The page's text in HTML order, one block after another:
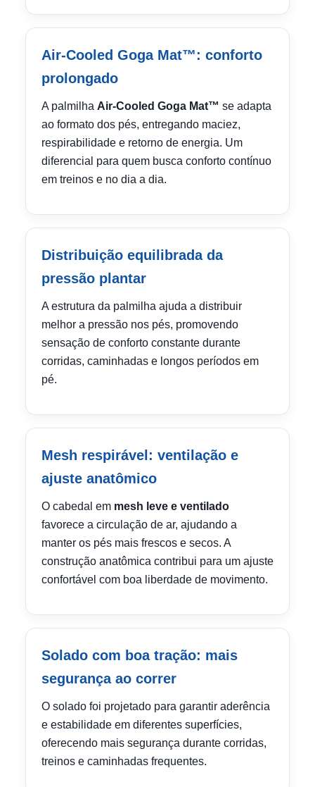
Air-Cooled Goga Mat™: conforto
prolongado
A palmilha Air-Cooled Goga Mat™ se adapta
ao formato dos pés, entregando maciez,
respirabilidade e retorno de energia. Um
diferencial para quem busca conforto contínuo
em treinos e no dia a dia.
Distribuição equilibrada da
pressão plantar
A estrutura da palmilha ajuda a distribuir
melhor a pressão nos pés, promovendo
sensação de conforto constante durante
corridas, caminhadas e longos períodos em
pé.
Mesh respirável: ventilação e
ajuste anatômico
O cabedal em mesh leve e ventilado
favorece a circulação de ar, ajudando a
manter os pés mais frescos e secos. A
construção anatômica contribui para um ajuste
confortável com boa liberdade de movimento.
Solado com boa tração: mais
segurança ao correr
O solado foi projetado para garantir aderência
e estabilidade em diferentes superfícies,
oferecendo mais segurança durante corridas,
treinos e caminhadas frequentes.